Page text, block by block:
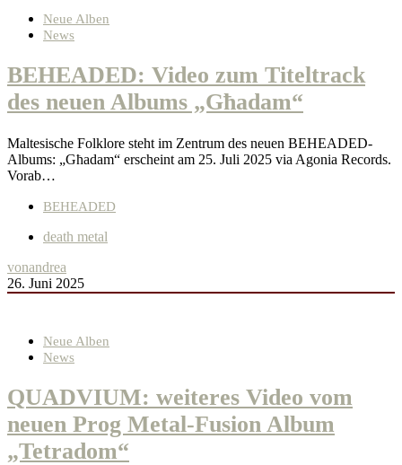
Neue Alben
News
BEHEADED: Video zum Titeltrack
des neuen Albums „Għadam“
Maltesische Folklore steht im Zentrum des neuen BEHEADED-
Albums: „Għadam“ erscheint am 25. Juli 2025 via Agonia Records.
Vorab…
BEHEADED
death metal
vonandrea
26. Juni 2025
Neue Alben
News
QUADVIUM: weiteres Video vom
neuen Prog Metal-Fusion Album
„Tetradom“